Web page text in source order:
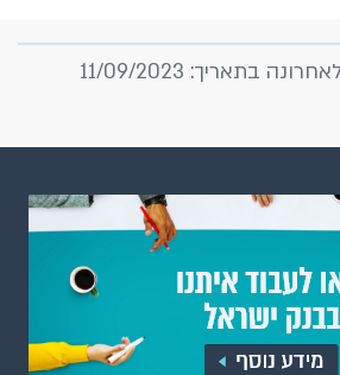
בתאריך: 11/09/2023